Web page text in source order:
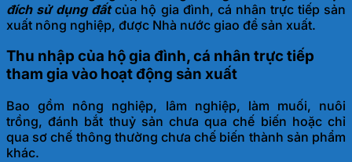
đích sử dụng đấtcủa hộ gia đình, cá nhân trực tiếp sản
xuất nông nghiệp, được Nhà nước giao để sản xuất.
Thu nhập của hộ gia đình, cá nhân trực tiếp
tham gia vào hoạt động sản xuất
Bao gồm nông nghiệp, lâm nghiệp, làm muối, nuôi
trồng, đánh bắt thuỷ sản chưa qua chế biến hoặc chỉ
qua sơ chế thông thường chưa chế biến thành sản phẩm
khác.